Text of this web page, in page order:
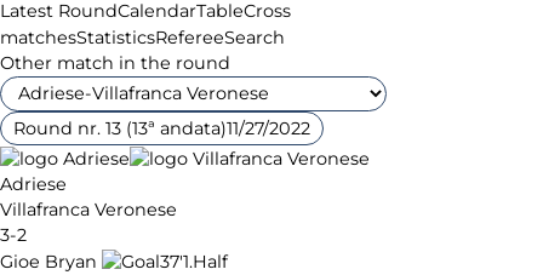
Latest RoundCalendarTableCross
matchesStatisticsRefereeSearch
Other match in the round
Round nr. 13 (13ª andata)11/27/2022
Adriese
Villafranca Veronese
3-2
Gioe Bryan
37'1.Half